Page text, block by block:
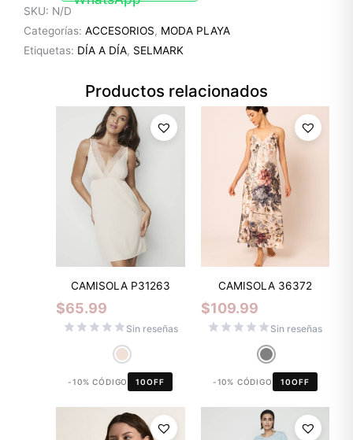
SKU: N/D
Categorías: ACCESORIOS, MODA PLAYA
Etiquetas: DÍA A DÍA, SELMARK
Productos relacionados
CAMISOLA P31263
$65.99
Sin reseñas
-10% CÓDIGO 10OFF
CAMISOLA 36372
$109.99
Sin reseñas
-10% CÓDIGO 10OFF